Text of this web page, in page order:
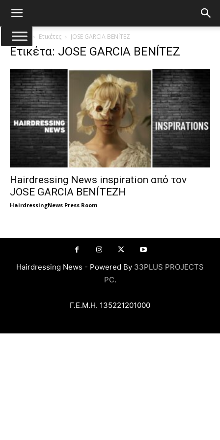
Αρχική Ετικέτες JOSE GARCIA BENÍTEZ
Ετικέτα: JOSE GARCIA BENÍTEZ
Hairdressing News inspiration από τον
JOSE GARCIA BENÍTEZH
HairdressingNews Press Room
Hairdressing News - Powered By 33PLUS PROJECTS
PC.
Γ.Ε.Μ.Η. 135221201000